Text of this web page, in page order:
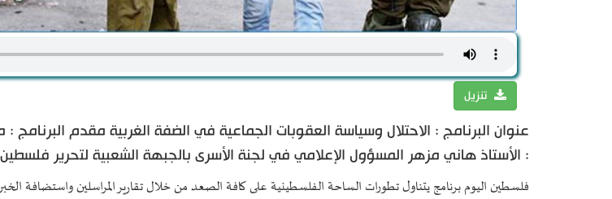
تنزيل
عنوان البرنامج : الاحتلال وسياسة العقوبات الجماعية في الضفة الغربية مقدم
: الأستاذ هاني مزهر المسؤول الإعلامي في لجنة الأسرى بالجبهة الشعبية لتحرير فلسطين
فلسطين اليوم برنامج يتناول تطورات الساحة الفلسطينية على كافة الصعد من خلال تقارير المراسلين واستضافة